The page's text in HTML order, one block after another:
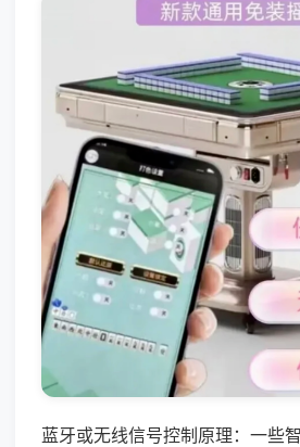
蓝牙或无线信号控制原理：一些